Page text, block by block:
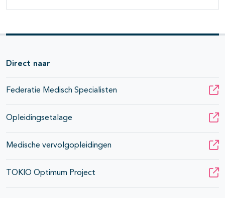
Direct naar
Federatie Medisch Specialisten
Opleidingsetalage
Medische vervolgopleidingen
TOKIO Optimum Project